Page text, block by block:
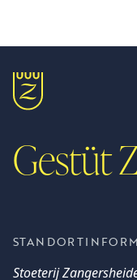
Gestüt
Stoeterij